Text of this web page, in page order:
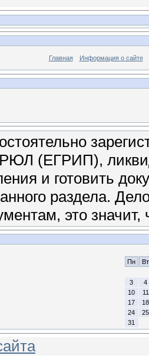
Главная Информация о сайте
(ЕГРИП),
и готовить
раздела.
это
Пн
Вт
3
4
10
11
17
18
24
25
31